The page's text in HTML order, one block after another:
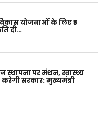
योजनाओं के लिए ₹5
दी…
स्थापना पर मंथन, स्वास्थ्य
सरकार: मुख्यमंत्री